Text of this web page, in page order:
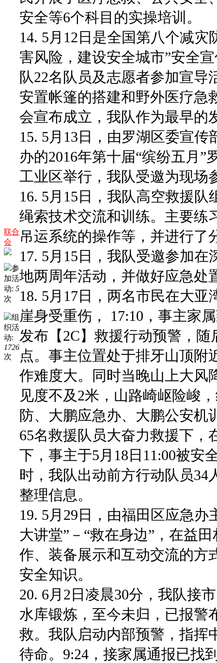
联合
会
参
加活
动: 5
次
组
织活
动:
1726
次
安全等6个科目的实操培训。
14. 5月12日是全国第八个减
害风险，建设安全城市”安全
队22名队员及志愿者参加宣
安置帐篷的搭建和野外医疗急
会宣布成立，我队作为最早的
15. 5月13日，由罗湖区委宣
办的2016年第十届“缤纷五月
工业区举行，我队受邀为现场
16. 5月15日，我队高空救援
绳索技术交流和训练。主要练
吊运系统的操作等，并进行了
17. 5月15日，我队受邀参加
地两周年活动，并做好应急处
18. 5月17日，两名市民在大
崖身受重伤， 17:10，事主家
发布【2C】救援行动预警，
点。事主位置处于排牙山顶附
作难度大。同时当晚山上大风
见度不及2米，山路崎岖险峻
防、大鹏应急办、大鹏公安机
65名救援队员大奋力救援下
下，事主于5月 18日 11:00被安
时，我队出动前方行动队员34
整理信息。
19. 5月29日，由福田区应急
大讲堂”－“救在身边”，在益
作、装备展示和互动交流的方
安全知识。
20. 6月2日凌晨30分，我队接
水库锻炼，至今未归，已报警
救。我队启动内部预警，指挥
待命。9:24，接家属通报已找